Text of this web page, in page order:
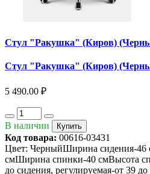
Стул "Ракушка" (Киров)
Стул "Ракушка" (Киров)
5 490.00 ₽
В наличии Купить
Код товара: 00616-03431
Цвет: ЧерныйШирина сидения-46
смШирина спинки-40 смВысота
до сидения, регулируемая-от 39